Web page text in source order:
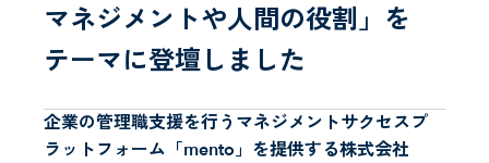
マネジメントや人間の役割」を
テーマに登壇しました
企業の管理職支援を行うマネジメントサクセスプ
ラットフォーム「mento」を提供する株式会社